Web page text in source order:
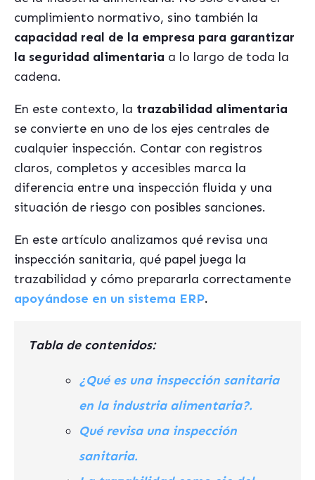
cumplimiento normativo, sino también la
capacidad real de la empresa para garantizar
la seguridad alimentaria a lo largo de toda la
cadena.
En este contexto, la trazabilidad alimentaria
se convierte en uno de los ejes centrales de
cualquier inspección. Contar con registros
claros, completos y accesibles marca la
diferencia entre una inspección fluida y una
situación de riesgo con posibles sanciones.
En este artículo analizamos qué revisa una
inspección sanitaria, qué papel juega la
trazabilidad y cómo prepararla correctamente
apoyándose en un sistema ERP.
Tabla de contenidos:
¿Qué es una inspección sanitaria
en la industria alimentaria?.
Qué revisa una inspección
sanitaria.